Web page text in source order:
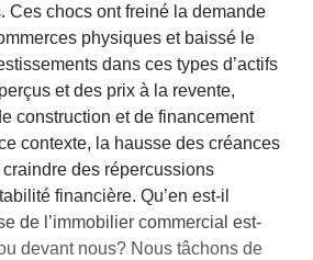
Ces chocs ont freiné la demande
physiques et baissé le
dans ces types d’actifs
et des prix à la revente,
construction et de financement
contexte, la hausse des créances
des répercussions
financière. Qu’en est-il
de l’immobilier commercial est-
devant nous? Nous tâchons de